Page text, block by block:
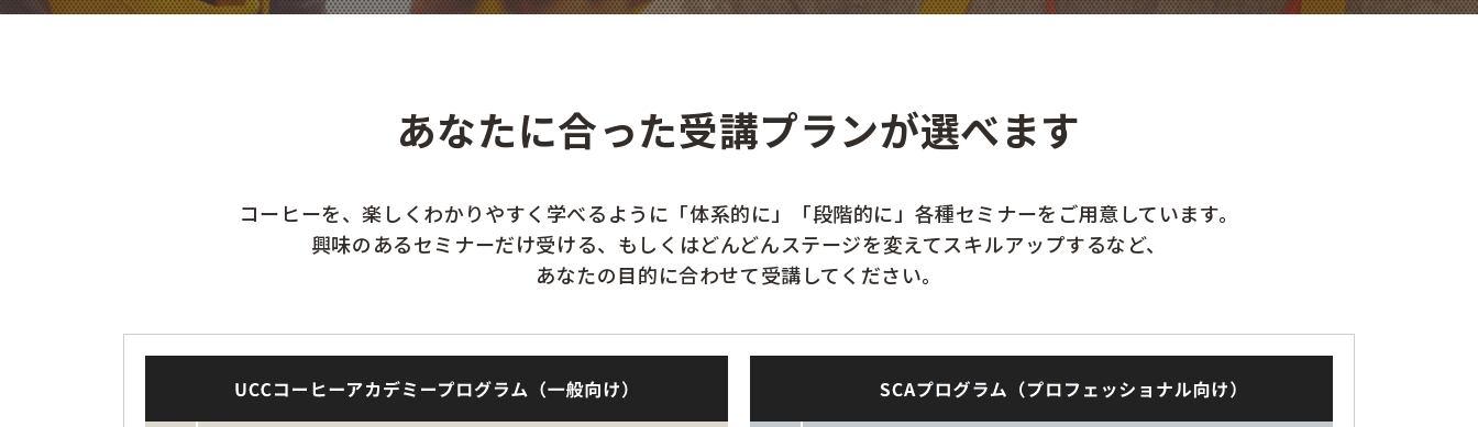
あなたに合った受講プランが選べます
コーヒーを、楽しくわかりやすく学べるように「体系的に」「段階的に」各種セミナーをご用意しています。
興味のあるセミナーだけ受ける、もしくはどんどんステージを変えてスキルアップするなど、
あなたの目的に合わせて受講してください。